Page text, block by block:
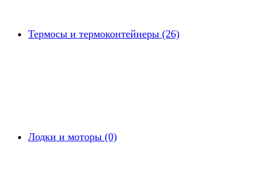
Термосы и термоконтейнеры (26)
Лодки и моторы (0)